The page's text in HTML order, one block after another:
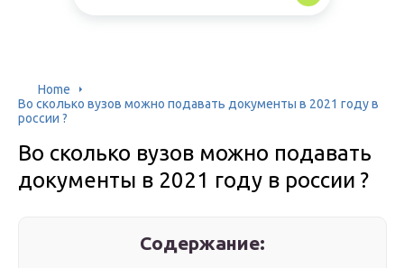
Home
Во сколько вузов можно подавать документы в 2021 году в
россии ?
Во сколько вузов можно подавать
документы в 2021 году в россии ?
Содержание: